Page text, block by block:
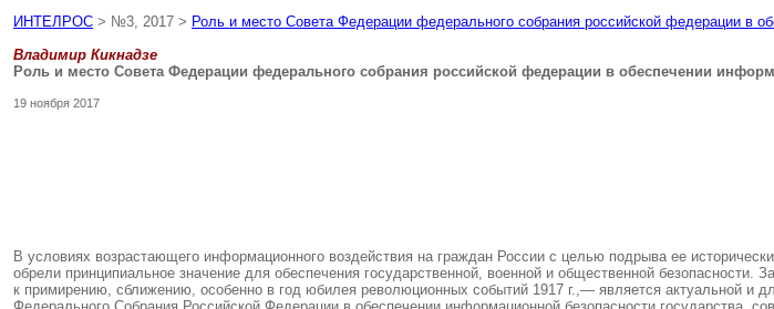
ИНТЕЛРОС > №3, 2017 > Роль и место Совета Федерации федерального собрания российской федерации в
Владимир Кикнадзе
Роль и место Совета Федерации федерального собрания российской федерации в обеспечении
19 ноября 2017
В условиях возрастающего информационного воздействия на граждан России с целью подрыва ее
обрели принципиальное значение для обеспечения государственной, военной и общественной
к примирению, сближению, особенно в год юбилея революционных событий 1917 г.,— является актуальной и